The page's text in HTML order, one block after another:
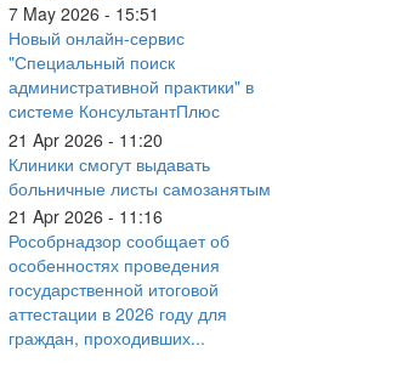
7 May 2026 - 15:51
Новый онлайн-сервис
"Специальный поиск
административной практики" в
системе КонсультантПлюс
21 Apr 2026 - 11:20
Клиники смогут выдавать
больничные листы самозанятым
21 Apr 2026 - 11:16
Рособрнадзор сообщает об
особенностях проведения
государственной итоговой
аттестации в 2026 году для
граждан, проходивших...